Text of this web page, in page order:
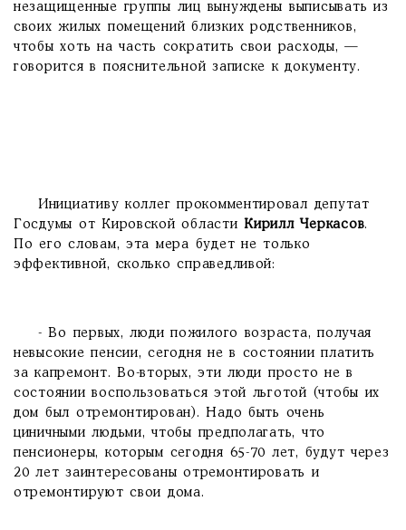
незащищенные группы лиц вынуждены выписывать из
своих жилых помещений близких родственников,
чтобы хоть на часть сократить свои расходы, —
говорится в пояснительной записке к документу.
Инициативу коллег прокомментировал депутат
Госдумы от Кировской областиКирилл Черкасов.
По его словам, эта мера будет не только
эффективной, сколько справедливой:
- Во первых, люди пожилого возраста, получая
невысокие пенсии, сегодня не в состоянии платить
за капремонт. Во-вторых, эти люди просто не в
состоянии воспользоваться этой льготой (чтобы их
дом был отремонтирован). Надо быть очень
циничными людьми, чтобы предполагать, что
пенсионеры, которым сегодня 65-70 лет, будут через
20 лет заинтересованы отремонтировать и
отремонтируют свои дома.